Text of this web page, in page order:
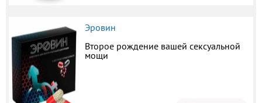
Эровин
Второе рождение вашей сексуальной
мощи